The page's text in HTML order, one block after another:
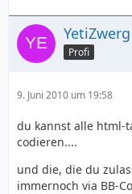
YetiZwerg
Profi
9. Juni 2010 um 19:58
du kannst alle html-
codieren....
und die, die du
immernoch via BB-